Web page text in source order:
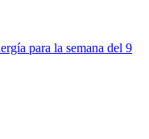
para la semana del 9